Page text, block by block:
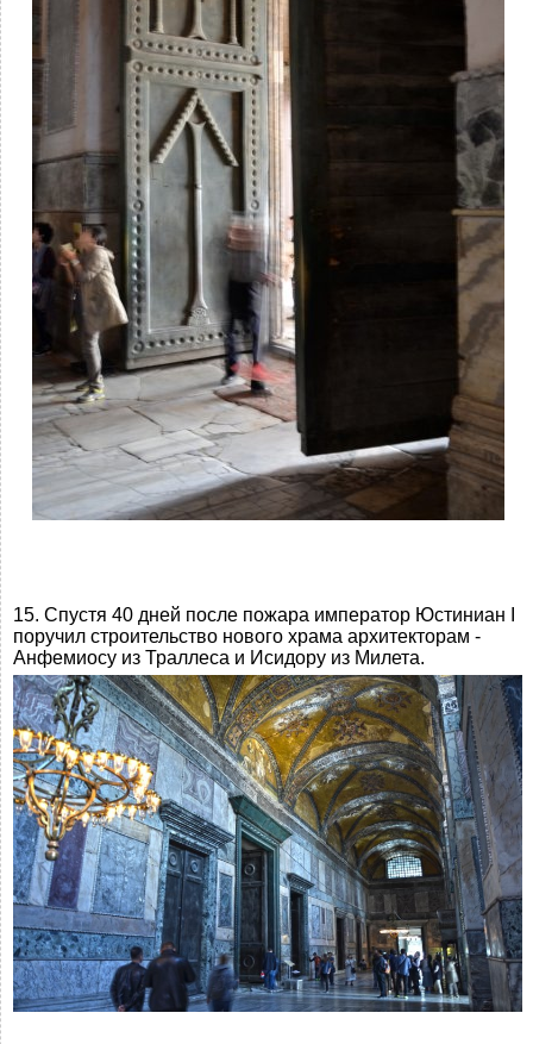
15. Спустя 40 дней после пожара император Юстиниан I
поручил строительство нового храма архитекторам -
Анфемиосу из Траллеса и Исидору из Милета.